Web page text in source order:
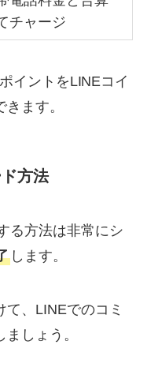
チャージ
イントをLINEコイ
ます。
方法
る方法は非常にシ
します。
、LINEでのコミ
しょう。